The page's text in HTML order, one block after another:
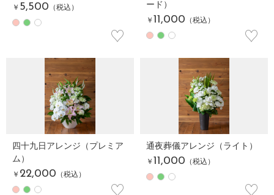
￥ 5,500 （税込）
♡
ード）
￥ 11,000 （税込）
♡
四十九日アレンジ（プレミア
ム）
￥ 22,000 （税込）
♡
通夜葬儀アレンジ（ライト）
￥ 11,000 （税込）
♡